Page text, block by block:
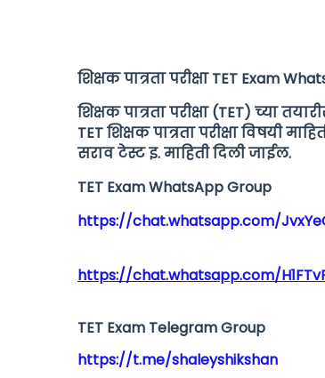
शिक्षक पात्रता परीक्षा TET Exam
शिक्षक पात्रता परीक्षा (TET) च्या
TET शिक्षक पात्रता परीक्षा विषयी
सराव टेस्ट इ. माहिती दिली जाईल.
TET Exam WhatsApp Group
https://chat.whatsapp.com/
https://chat.whatsapp.com/
TET Exam Telegram Group
https://t.me/shaleyshikshan